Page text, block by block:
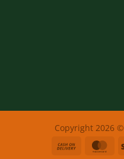
Copyright 2026 ©
Stripe
MasterCard